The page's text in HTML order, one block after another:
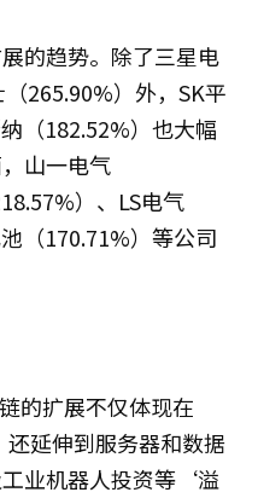
的趋势。除了三星电
265.90%）外，SK平
（182.52%）也大幅
山一电气
）、LS电气
（170.71%）等公司
的扩展不仅体现在
延伸到服务器和数据
业机器人投资等‘溢